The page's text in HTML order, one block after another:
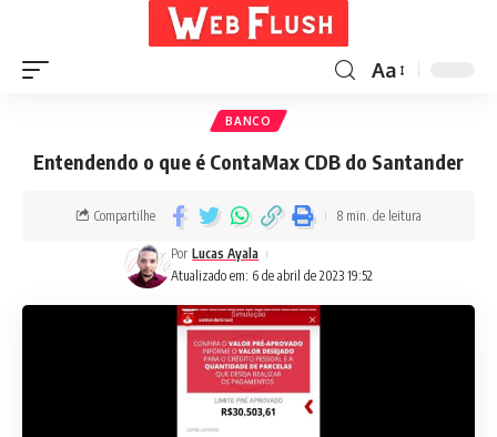
Aa
BANCO
Entendendo o que é ContaMax CDB do Santander
Atualizado em: 6 de abril de 2023 19:52
Por Lucas Ayala
Compartilhe 8 min. de leitura